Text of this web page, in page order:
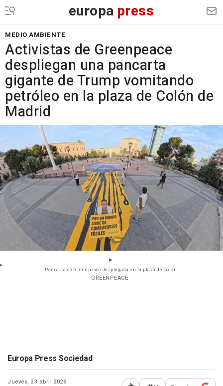
europa press
MEDIO AMBIENTE
Activistas de Greenpeace
despliegan una pancarta
gigante de Trump vomitando
petróleo en la plaza de Colón de
Madrid
Pancarta de Greenpeace desplegada en la plaza de Colon.
- GREENPEACE
Europa Press Sociedad
Jueves, 23 abril 2026